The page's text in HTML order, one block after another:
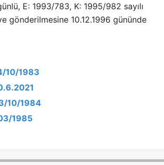
E: 1993/783, K: 1995/982 sayılı
gönderilmesine 10.12.1996 gününde
10/1983
10/1984
1985